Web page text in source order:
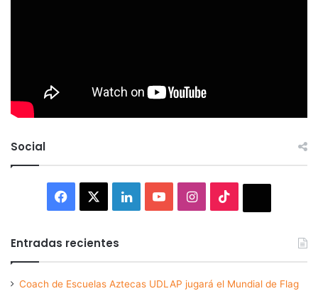
Social
Facebook LinkedInYouTubeInstagram
Entradas recientes
Coach de Escuelas Aztecas UDLAP jugará el Mundial de Flag